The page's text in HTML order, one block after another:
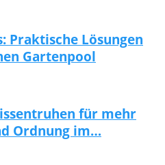
Praktische Lösungen
Gartenpool
für mehr
Ordnung im…